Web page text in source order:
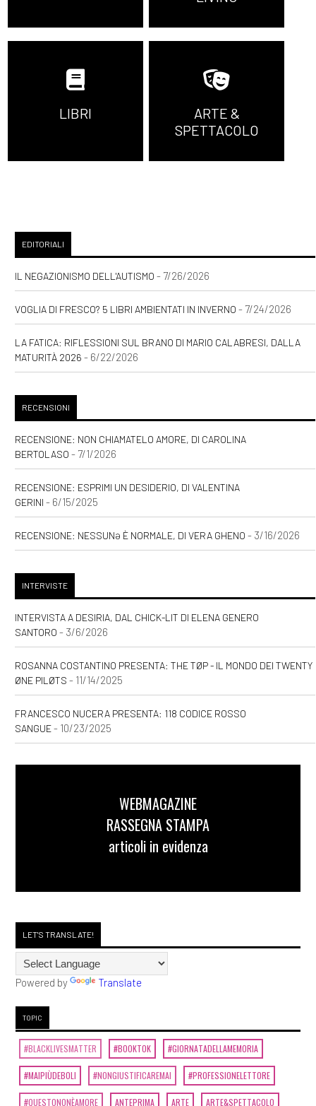
LIBRI
ARTE &
SPETTACOLO
EDITORIALI
IL NEGAZIONISMO DELL'AUTISMO - 7/26/2026
VOGLIA DI FRESCO? 5 LIBRI AMBIENTATI IN INVERNO - 7/24/2026
LA FATICA: RIFLESSIONI SUL BRANO DI MARIO CALABRESI, DALLA
MATURITÀ 2026 - 6/22/2026
RECENSIONI
RECENSIONE: NON CHIAMATELO AMORE, DI CAROLINA
BERTOLASO - 7/1/2026
RECENSIONE: ESPRIMI UN DESIDERIO, DI VALENTINA
GERINI - 6/15/2025
RECENSIONE: NESSUNƏ È NORMALE, DI VERA GHENO - 3/16/2026
INTERVISTE
INTERVISTA A DESIRIA, DAL CHICK-LIT DI ELENA GENERO
SANTORO - 3/6/2026
ROSANNA COSTANTINO PRESENTA: THE TØP - IL MONDO DEI TWENTY
ØNE PILØTS - 11/14/2025
FRANCESCO NUCERA PRESENTA: 118 CODICE ROSSO
SANGUE- 10/23/2025
WEBMAGAZINE
RASSEGNA STAMPA
articoli in evidenza
LET'S TRANSLATE!
Powered by Translate
TOPIC
#BLACKLIVESMATTER #BOOKTOK #GIORNATADELLAMEMORIA
#MAIPIÙDEBOLI #NONGIUSTIFICAREMAI #PROFESSIONELETTORE
#QUESTONONÈAMORE ANTEPRIMA ARTE ARTE&SPETTACOLO